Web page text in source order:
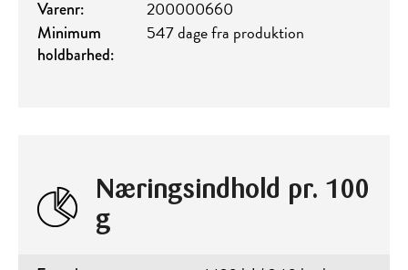
Næringsindhold pr. 100
g
Varenr: 200000660
Minimum
holdbarhed:
547 dage fra produktion